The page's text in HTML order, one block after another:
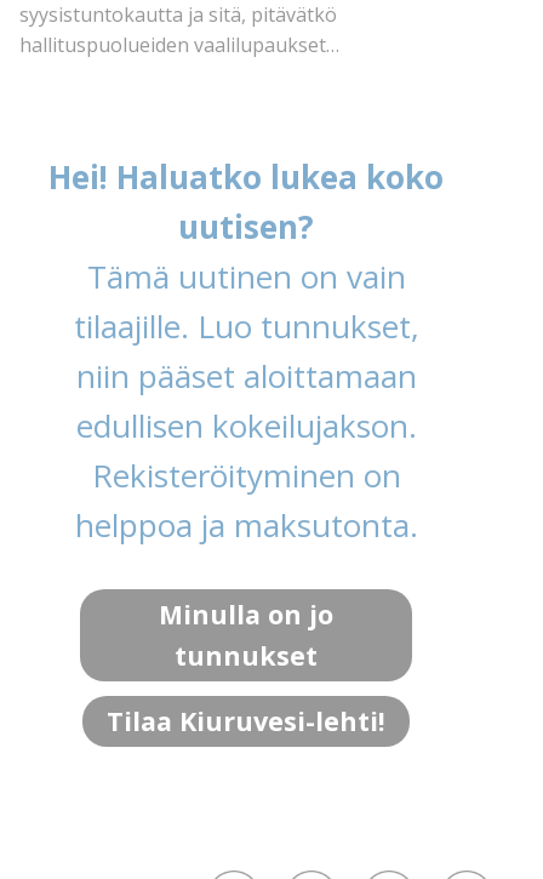
syysistuntokautta ja sitä, pitävätkö
hallituspuolueiden vaalilupaukset…
Hei! Haluatko lukea koko
uutisen?
Tämä uutinen on vain
tilaajille. Luo tunnukset,
niin pääset aloittamaan
edullisen kokeilujakson.
Rekisteröityminen on
helppoa ja maksutonta.
Minulla on jo
tunnukset
Tilaa Kiuruvesi-lehti!